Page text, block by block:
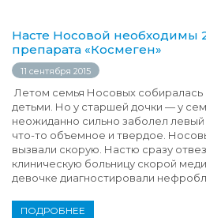
Насте Носовой необходимы
препарата «Космеген»
11 сентября 2015
Летом семья Носовых собиралась
детьми. Но у старшей дочки — у
неожиданно сильно заболел
что-то объемное и твердое.
вызвали скорую. Настю сразу
клиническую больницу скорой
девочке диагностировали
ПОДРОБНЕЕ